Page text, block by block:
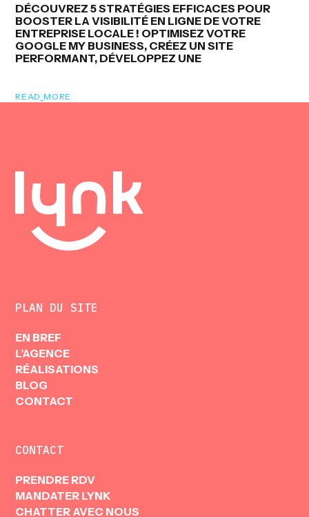
N
DÉCOUVREZ 5 STRATÉGIES EFFICACES POUR
BOOSTER LA VISIBILITÉ EN LIGNE DE VOTRE
ENTREPRISE LOCALE ! OPTIMISEZ VOTRE
GOOGLE MY BUSINESS, CRÉEZ UN SITE
PERFORMANT, DÉVELOPPEZ UNE
READ_MORE
PLAN DU SITE
EN BREF
L’AGENCE
RÉALISATIONS
BLOG
CONTACT
CONTACT
PRENDRE RDV
MANDATER LYNK
CHATTER AVEC NOUS